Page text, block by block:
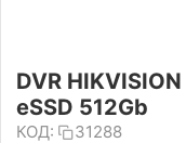
DVR
eSSD 512Gb
КОД: 31288